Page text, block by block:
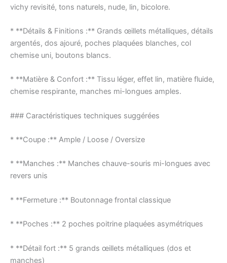
vichy revisité, tons naturels, nude, lin, bicolore.
* **Détails & Finitions :** Grands œillets métalliques, détails
argentés, dos ajouré, poches plaquées blanches, col
chemise uni, boutons blancs.
* **Matière & Confort :** Tissu léger, effet lin, matière fluide,
chemise respirante, manches mi-longues amples.
### Caractéristiques techniques suggérées
* **Coupe :** Ample / Loose / Oversize
* **Manches :** Manches chauve-souris mi-longues avec
revers unis
* **Fermeture :** Boutonnage frontal classique
* **Poches :** 2 poches poitrine plaquées asymétriques
* **Détail fort :** 5 grands œillets métalliques (dos et
manches)